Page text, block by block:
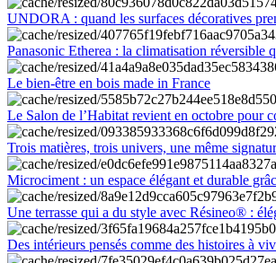
UNDORA : quand les surfaces décoratives
Panasonic Etherea : la climatisation
Le bien-être en bois made in France
Le Salon de l’Habitat revient en octobre pour
Trois matières, trois univers, une même
Microciment : un espace élégant et durable
Une terrasse qui a du style avec Résineo® :
Des intérieurs pensés comme des histoires à